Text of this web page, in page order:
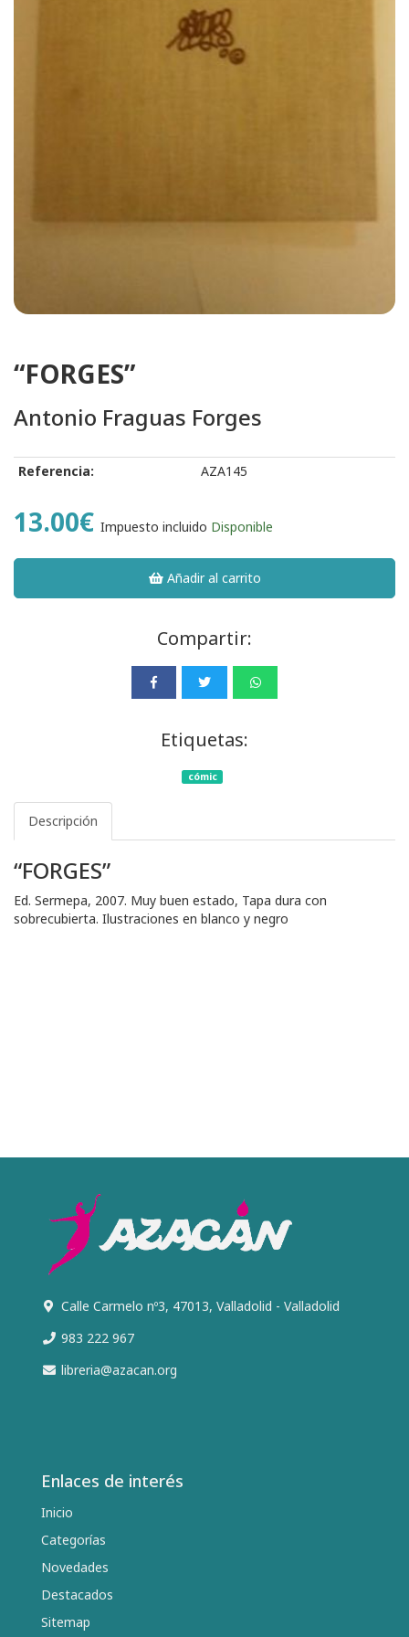
“FORGES”
Antonio Fraguas Forges
Referencia: AZA145
13.00€ Impuesto incluido Disponible
Añadir al carrito
Compartir:
Etiquetas:
cómic
Descripción
“FORGES”
Ed. Sermepa, 2007. Muy buen estado, Tapa dura con
sobrecubierta. Ilustraciones en blanco y negro
Calle Carmelo nº3, 47013, Valladolid - Valladolid
983 222 967
libreria@azacan.org
Enlaces de interés
Inicio
Categorías
Novedades
Destacados
Sitemap